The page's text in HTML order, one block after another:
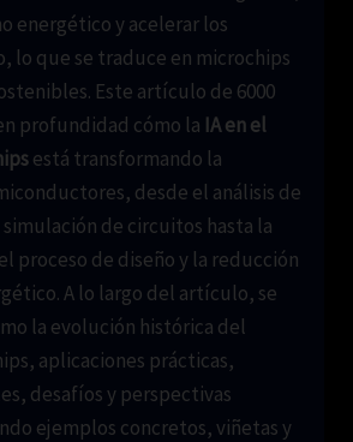
energético y acelerar los
lo que se traduce en microchips
Este artículo de 6000
profundidad cómo la IA en el
está transformando la
desde el análisis de
simulación de circuitos hasta la
proceso de diseño y la reducción
A lo largo del artículo, se
la evolución histórica del
aplicaciones prácticas,
desafíos y perspectivas
ejemplos concretos, viñetas y